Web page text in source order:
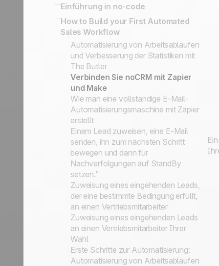
Kundenakquise Methoden:
Prospecting Listen, Leads und
Kundenordner
Prospects vs. Leads
Die Service-Philosophie: Einfachheit
und Effizienz
Die noCRM Sales Academy
organisieren
Informationssystems
Vereinfachte API für die Umsetzung
von Geschäftsanwendungsfällen
No-code-Auslöser und Aktionen
SPIN Selling
Einführung in no-code
No-code apps
How to Build your First Automated
Sales Workflow
Automatisierung von Arbeitsabläufen
und Verbesserung der Statistiken mit
The Butler
Verbinden Sie noCRM mit Zapier
und Make
Wie man eine vollständige E-Mail-
Automatisierungsmaschine mit Zapier
erstellt
Einem Lead zuweisen, eine E-Mail
senden, ihn zum nächsten Schritt
bewegen und dann für
Nachverfolgungen auf StandBy
setzen."
Zuweisung eines eingehenden Leads,
der eine bestimmte Bedingung erfüllt,
an einen Vertriebsmitarbeiter
Zuweisung eines eingehenden Leads
an einen Vertriebsmitarbeiter Ihrer
Wahl
Erste Schritte zur Automatisierung:
Automatisierung von Arbeitsabläufen